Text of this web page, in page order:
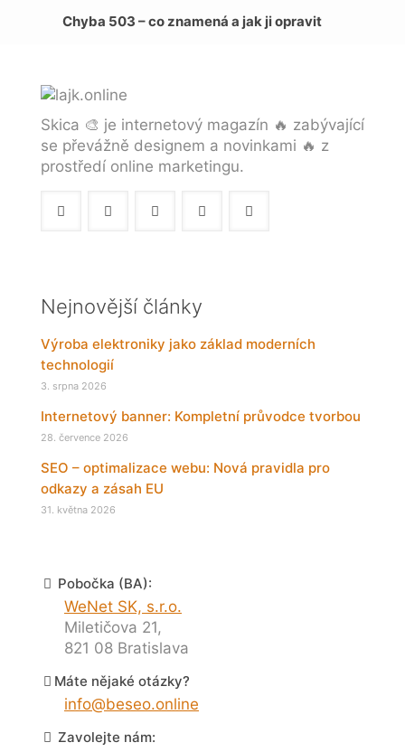
Chyba 503 – co znamená a jak ji opravit
Skica 🎨 je internetový magazín 🔥 zabývající
se převážně designem a novinkami 🔥 z
prostředí online marketingu.
Nejnovější články
Výroba elektroniky jako základ moderních
technologií
3. srpna 2026
Internetový banner: Kompletní průvodce tvorbou
28. července 2026
SEO – optimalizace webu: Nová pravidla pro
odkazy a zásah EU
31. května 2026
Pobočka (BA):
WeNet SK, s.r.o.
Miletičova 21,
821 08 Bratislava
Máte nějaké otázky?
info@beseo.online
Zavolejte nám: